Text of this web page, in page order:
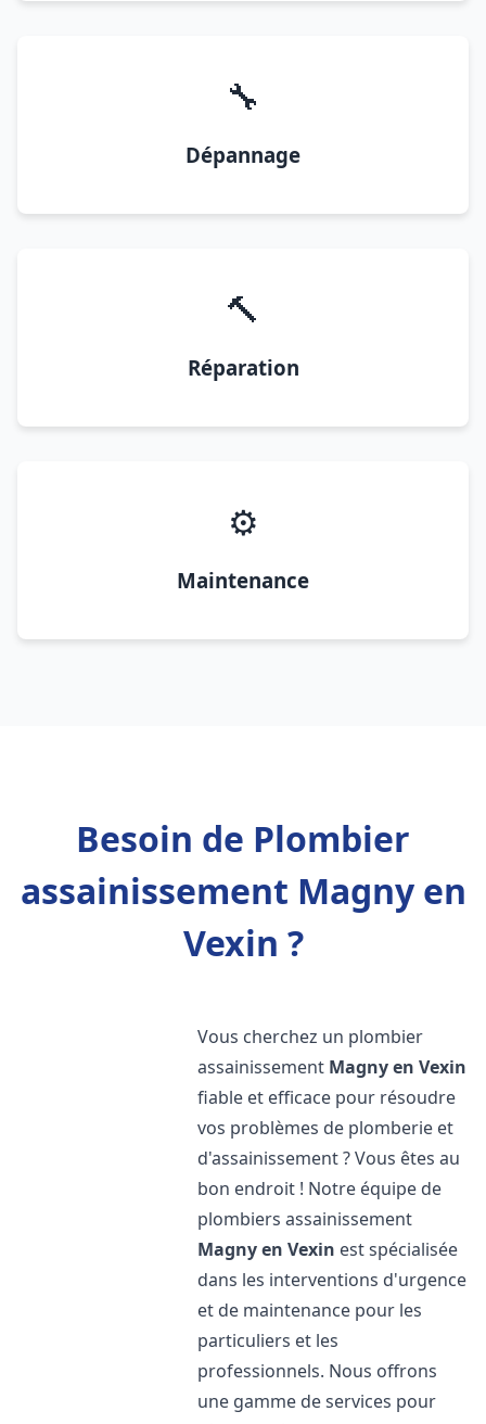
🔧
Dépannage
🔨
Réparation
⚙️
Maintenance
Besoin de Plombier
assainissement Magny en
Vexin ?
Vous cherchez un plombier
assainissement Magny en Vexin
fiable et efficace pour résoudre
vos problèmes de plomberie et
d'assainissement ? Vous êtes au
bon endroit ! Notre équipe de
plombiers assainissement
Magny en Vexin est spécialisée
dans les interventions d'urgence
et de maintenance pour les
particuliers et les
professionnels. Nous offrons
une gamme de services pour